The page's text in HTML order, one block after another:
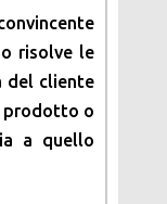
risolve le
del cliente
prodotto o
a quello